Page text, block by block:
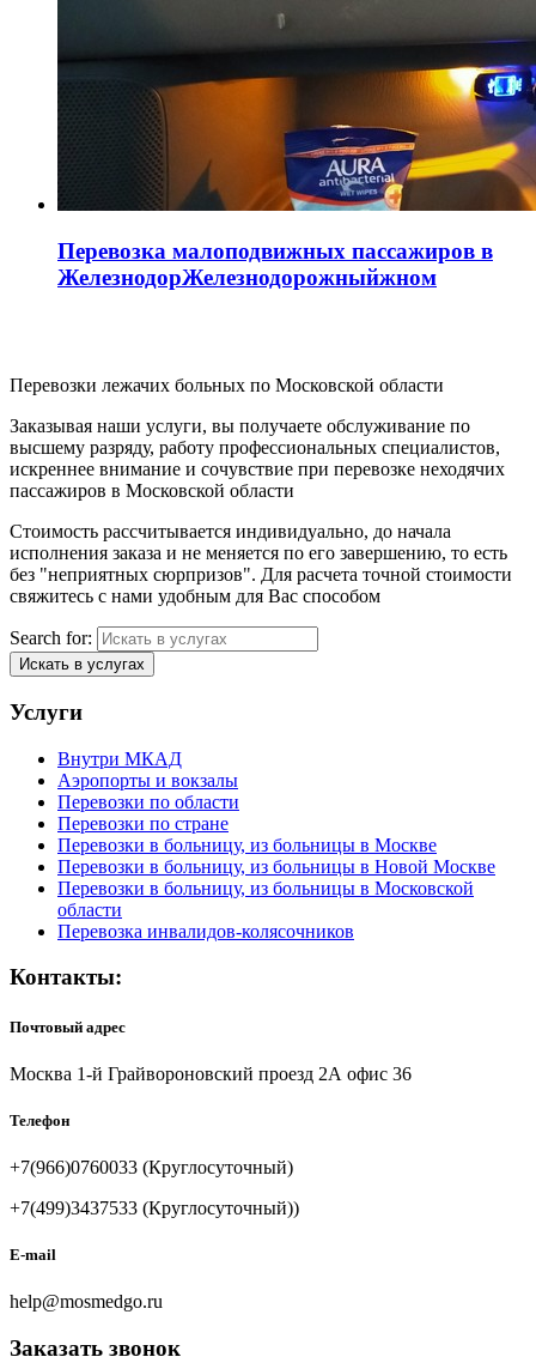
Перевозка малоподвижных пассажиров в
ЖелезнодорЖелезнодорожныйжном
Перевозки лежачих больных по Московской области
Заказывая наши услуги, вы получаете обслуживание по
высшему разряду, работу профессиональных специалистов,
искреннее внимание и сочувствие при перевозке неходячих
пассажиров в Московской области
Стоимость рассчитывается индивидуально, до начала
исполнения заказа и не меняется по его завершению, то есть
без "неприятных сюрпризов". Для расчета точной стоимости
свяжитесь с нами удобным для Вас способом
Search for:
Искать в услугах
Услуги
Внутри МКАД
Аэропорты и вокзалы
Перевозки по области
Перевозки по стране
Перевозки в больницу, из больницы в Москве
Перевозки в больницу, из больницы в Новой Москве
Перевозки в больницу, из больницы в Московской
области
Перевозка инвалидов-колясочников
Контакты:
Почтовый адрес
Москва 1-й Грайвороновский проезд 2А офис 36
Телефон
+7(966)0760033 (Круглосуточный)
+7(499)3437533 (Круглосуточный))
E-mail
help@mosmedgo.ru
Заказать звонок